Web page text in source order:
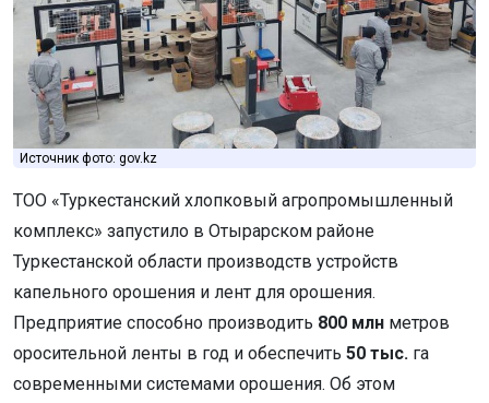
Источник фото: gov.kz
ТОО «Туркестанский хлопковый агропромышленный
комплекс» запустило в Отырарском районе
Туркестанской области производств устройств
капельного орошения и лент для орошения.
Предприятие способно производить 800 млн метров
оросительной ленты в год и обеспечить 50 тыс. га
современными системами орошения. Об этом